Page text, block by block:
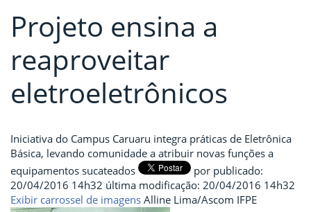
Projeto ensina a
reaproveitar
eletroeletrônicos
Iniciativa do Campus Caruaru integra práticas de Eletrônica
Básica, levando comunidade a atribuir novas funções a
equipamentos sucateados
por publicado:
20/04/2016 14h32 última modificação: 20/04/2016 14h32
Exibir carrossel de imagens Alline Lima/Ascom IFPE